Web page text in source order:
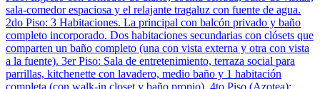
sala-comedor espaciosa y el relajante tragaluz con fuente de agua.
2do Piso: 3 Habitaciones. La principal con balcón privado y baño
completo incorporado. Dos habitaciones secundarias con clósets que
comparten un baño completo (una con vista externa y otra con vista
a la fuente). 3er Piso: Sala de entretenimiento, terraza social para
parrillas, kitchenette con lavadero, medio baño y 1 habitación
completa (con walk-in closet y baño propio). 4to Piso (Azotea):